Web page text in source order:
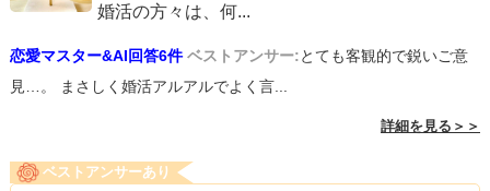
婚活の方々は、何...
恋愛マスター&AI回答6件 ベストアンサー:とても客観的で鋭いご意
見…。 まさしく婚活アルアルでよく言...
詳細を見る＞＞
ベストアンサーあり